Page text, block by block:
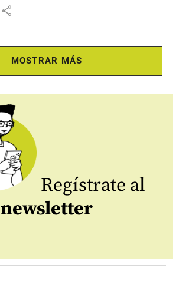
share
MOSTRAR MÁS
Regístrate al
newsletter